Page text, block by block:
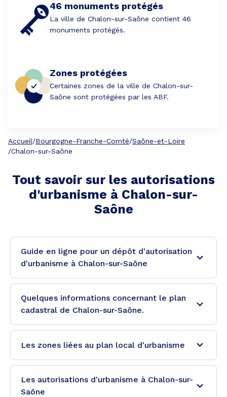
46 monuments protégés
La ville de Chalon-sur-Saône contient 46
monuments protégés.
Zones protégées
Certaines zones de la ville de Chalon-sur-
Saône sont protégées par les ABF.
Accueil/Bourgogne-Franche-Comté/Saône-et-Loire
/Chalon-sur-Saône
Tout savoir sur les autorisations
d'urbanisme à Chalon-sur-
Saône
Guide en ligne pour un dépôt d'autorisation
d'urbanisme à Chalon-sur-Saône
Quelques informations concernant le plan
cadastral de Chalon-sur-Saône.
Les zones liées au plan local d'urbanisme
Les autorisations d'urbanisme à Chalon-sur-
Saône